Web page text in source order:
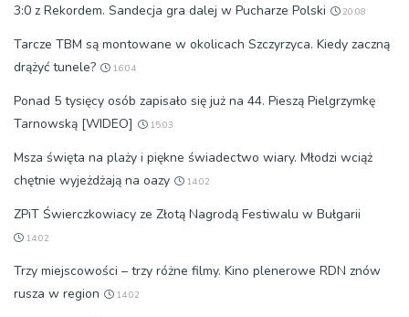
3:0 z Rekordem. Sandecja gra dalej w Pucharze Polski 20:08
Tarcze TBM są montowane w okolicach Szczyrzyca. Kiedy zaczną
drążyć tunele?
16:04
Ponad 5 tysięcy osób zapisało się już na 44. Pieszą Pielgrzymkę
Tarnowską [WIDEO]
15:03
Msza święta na plaży i piękne świadectwo wiary. Młodzi wciąż
chętnie wyjeżdżają na oazy
14:02
ZPiT Świerczkowiacy ze Złotą Nagrodą Festiwalu w Bułgarii
14:02
Trzy miejscowości – trzy różne filmy. Kino plenerowe RDN znów
rusza w region
14:02